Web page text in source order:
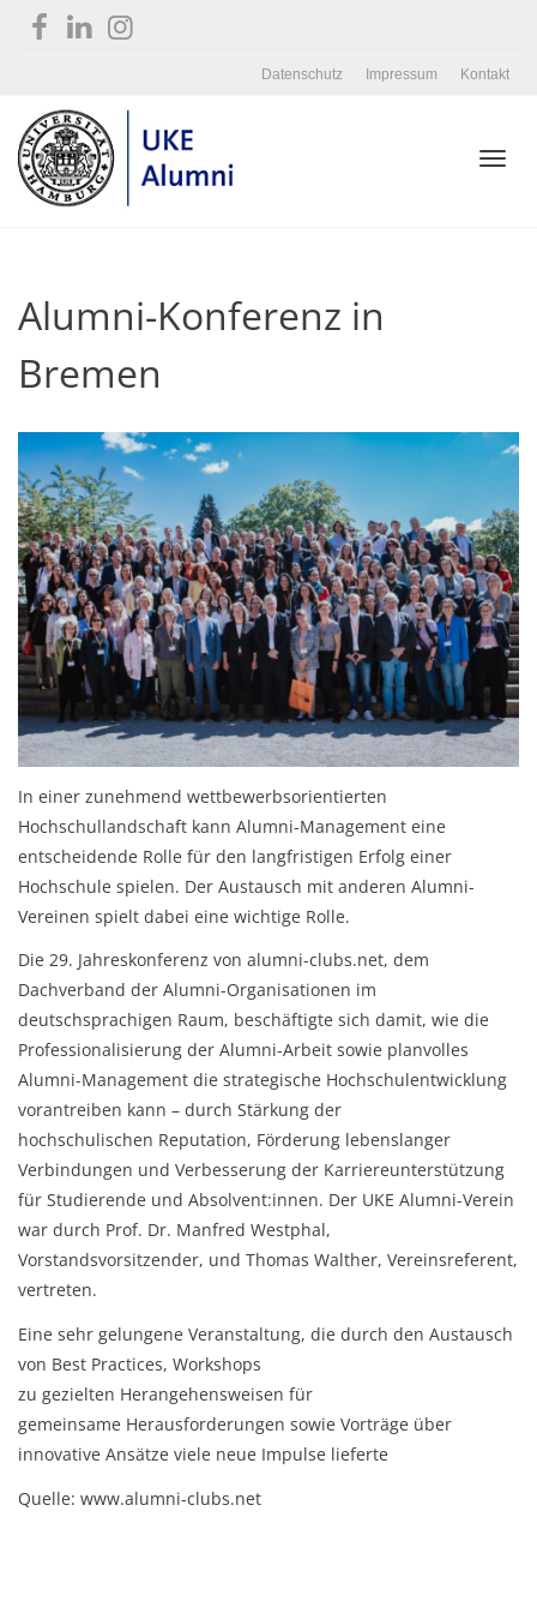
Datenschutz Impressum Kontakt
Alumni-Konferenz in
Bremen
In einer zunehmend wettbewerbsorientierten
Hochschullandschaft kann Alumni-Management eine
entscheidende Rolle für den langfristigen Erfolg einer
Hochschule spielen. Der Austausch mit anderen Alumni-
Vereinen spielt dabei eine wichtige Rolle.
Die 29. Jahreskonferenz von alumni-clubs.net, dem
Dachverband der Alumni-Organisationen im
deutschsprachigen Raum, beschäftigte sich damit, wie die
Professionalisierung der Alumni-Arbeit sowie planvolles
Alumni-Management die strategische Hochschulentwicklung
vorantreiben kann – durch Stärkung der
hochschulischen Reputation, Förderung lebenslanger
Verbindungen und Verbesserung der Karriereunterstützung
für Studierende und Absolvent:innen. Der UKE Alumni-Verein
war durch Prof. Dr. Manfred Westphal,
Vorstandsvorsitzender, und Thomas Walther, Vereinsreferent,
vertreten.
Eine sehr gelungene Veranstaltung, die durch den Austausch
von Best Practices, Workshops
zu gezielten Herangehensweisen für
gemeinsame Herausforderungen sowie Vorträge über
innovative Ansätze viele neue Impulse lieferte
Quelle: www.alumni-clubs.net